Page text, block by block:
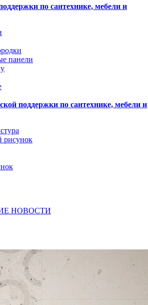
по сантехнике, мебели и
панели
поддержки по сантехнике, мебели и
рисунок
НОВОСТИ